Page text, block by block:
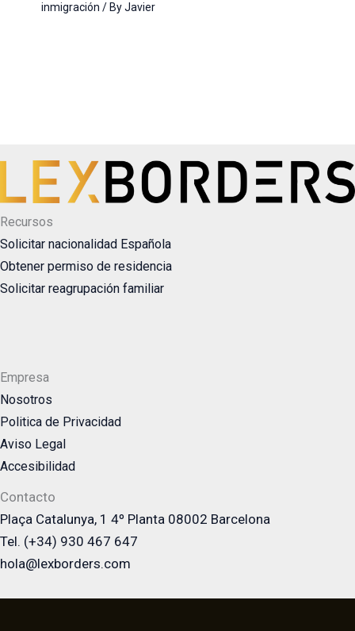
inmigración / ByJavier
Recursos
Solicitar nacionalidad Española
Obtener permiso de residencia
Solicitar reagrupación familiar
Empresa
Nosotros
Politica de Privacidad
Aviso Legal
Accesibilidad
Contacto
Plaça Catalunya, 1 4º Planta 08002 Barcelona
Tel. (+34) 930 467 647
hola@lexborders.com